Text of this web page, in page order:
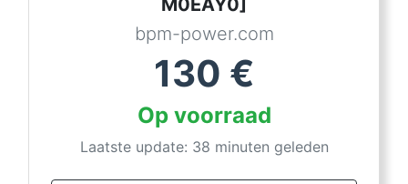
M0EAY0]
bpm-power.com
130 €
Op voorraad
Laatste update: 38 minuten geleden